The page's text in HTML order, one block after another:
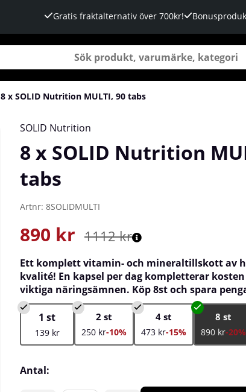
Gratis fraktalternativ över 700kr!
8 x SOLID Nutrition MULTI, 90 tabs
SOLID Nutrition
8 x SOLID Nutrition
tabs
Artnr: 8SOLIDMULTI
1112kr
890 kr
Ett komplett vitamin- och mineraltillskott av
kvalité! En kapsel per dag kompletterar
viktiga näringsämnen. Köp 8st och spara
1 st
139 kr
2 st
250 kr-10%
4 st
473 kr-15%
8 st
890 kr-20%
Antal: